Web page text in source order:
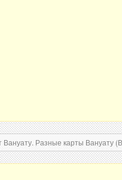
Вануату. Разные карты Вануату